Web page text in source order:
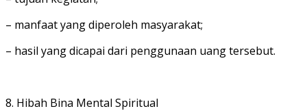
– manfaat yang diperoleh masyarakat;
– hasil yang dicapai dari penggunaan uang tersebut.
8. Hibah Bina Mental Spiritual